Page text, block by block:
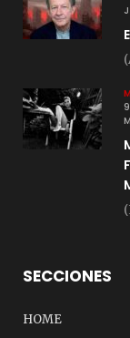
SECCIONES
HOME